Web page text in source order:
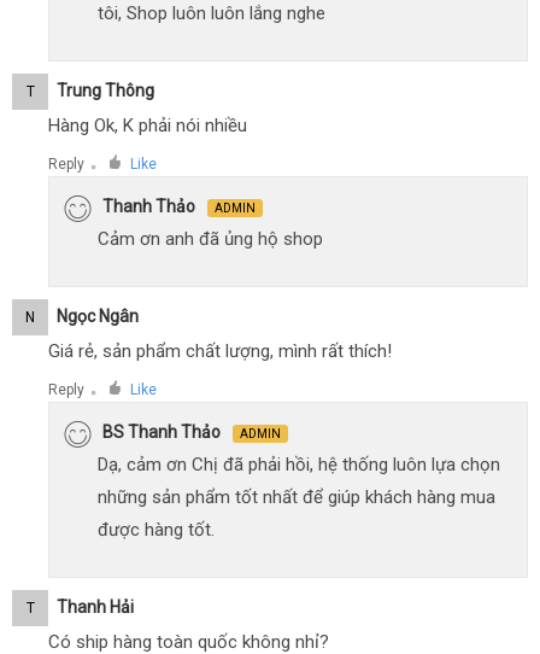
tôi, Shop luôn luôn lắng nghe
T Trung Thông
Hàng Ok, K phải nói nhiều
Reply ● Like
Thanh Thảo ADMIN
Cảm ơn anh đã ủng hộ shop
N Ngọc Ngân
Giá rẻ, sản phẩm chất lượng, mình rất thích!
Reply ● Like
BS Thanh Thảo ADMIN
Dạ, cảm ơn Chị đã phải hồi, hệ thống luôn lựa chọn
những sản phẩm tốt nhất để giúp khách hàng mua
được hàng tốt.
T Thanh Hải
Có ship hàng toàn quốc không nhỉ?